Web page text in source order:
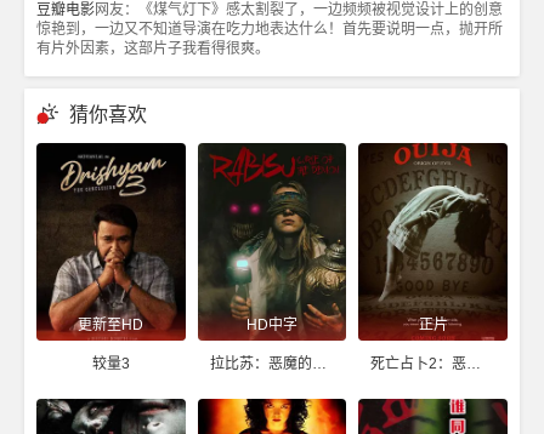
豆瓣电影网友：《煤气灯下》感太割裂了，一边频频被视觉设计上的创意
惊艳到，一边又不知道导演在吃力地表达什么！首先要说明一点，抛开所
有片外因素，这部片子我看得很爽。
猜你喜欢
更新至HD
较量3
HD中字
拉比苏：恶魔的诅咒
正片
死亡占卜2：恶灵始源